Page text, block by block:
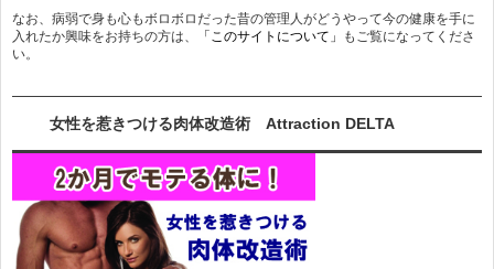
なお、病弱で身も心もボロボロだった昔の管理人がどうやって今の健康を手に
入れたか興味をお持ちの方は、
「このサイトについて」
もご覧になってくださ
い。
女性を惹きつける肉体改造術 Attraction DELTA